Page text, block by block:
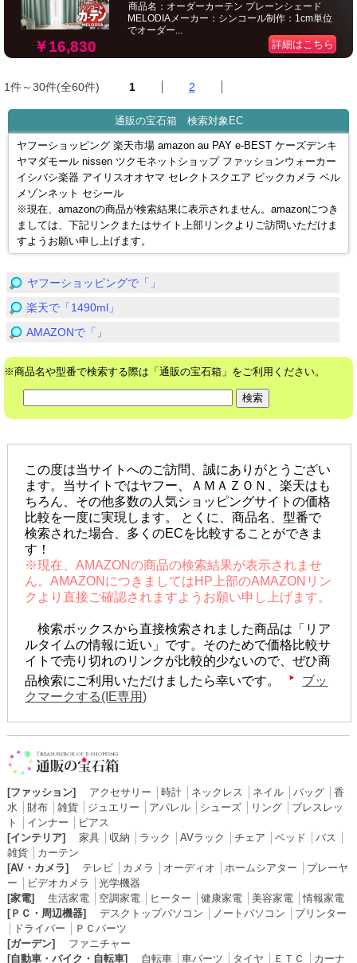
￥16,830
商品名：オーダーカーテン プレーンシェード
MELODIAメーカー：シンコール制作：1cm単位
でオーダー...
詳細はこちら
1件～30件(全60件) 1 2
通販の宝石箱 検索対象EC
ヤフーショッピング 楽天市場 amazon au PAY e-BEST ケーズデンキ
ヤマダモール nissen ツクモネットショップ ファッションウォーカー
イシバシ楽器 アイリスオオヤマ セレクトスクエア ビックカメラ ベル
メゾンネット セシール
※現在、amazonの商品が検索結果に表示されません。amazonにつき
ましては、下記リンクまたはサイト上部リンクよりご訪問いただけま
すようお願い申し上げます。
ヤフーショッピングで「」
楽天で「1490ml」
AMAZONで「」
※商品名や型番で検索する際は「通販の宝石箱」をご利用ください。
この度は当サイトへのご訪問、誠にありがとうござい
ます。当サイトではヤフー、ＡＭＡＺＯＮ、楽天はも
ちろん、その他多数の人気ショッピングサイトの価格
比較を一度に実現します。 とくに、商品名、型番で
検索された場合、多くのECを比較することができま
す！
※現在、AMAZONの商品の検索結果が表示されませ
ん。AMAZONにつきましてはHP上部のAMAZONリン
クより直接ご確認されますようお願い申し上げます。
検索ボックスから直接検索されました商品は「リア
ルタイムの情報に近い」です。そのためで価格比較サ
イトで売り切れのリンクが比較的少ないので、ぜひ商
品検索にご利用いただけましたら幸いです。
ブッ
クマークする(IE専用)
[ファッション] アクセサリー 時計│ ネックレス ネイル│ バッグ│ 香
水
財布│ 雑貨│ ジュエリー アパレル│ シューズ│ リング│ ブレスレッ
ト
インナー
ピアス
[インテリア]
家具│ 収納 ラック AVラック チェア ベッド バス
雑貨│ カーテン
[AV・カメラ]
テレビ│ カメラ オーディオ ホームシアター
プレーヤ
ー
ビデオカメラ
光学機器
[家電]
生活家電│ 空調家電│ ヒーター 健康家電│ 美容家電│情報家電
[ＰＣ・周辺機器]
デスクトップパソコン ノートパソコン
プリンター
ドライバー
ＰＣパーツ
[ガーデン]
ファニチャー
[自動車・バイク・自転車]
自転車│ 車パーツ タイヤ ＥＴＣ カーナ